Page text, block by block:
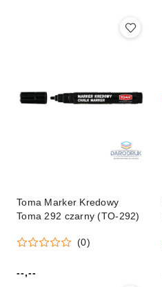
Toma Marker Kredowy
Toma 292 czarny (TO-292)
(0)
Cena:
--,--